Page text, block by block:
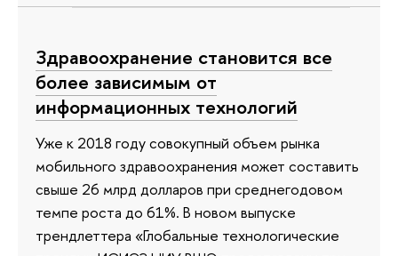
Здравоохранение становится все
более зависимым от
информационных технологий
Уже к 2018 году совокупный объем рынка
мобильного здравоохранения может составить
свыше 26 млрд долларов при среднегодовом
темпе роста до 61%. В новом выпуске
трендлеттера «Глобальные технологические